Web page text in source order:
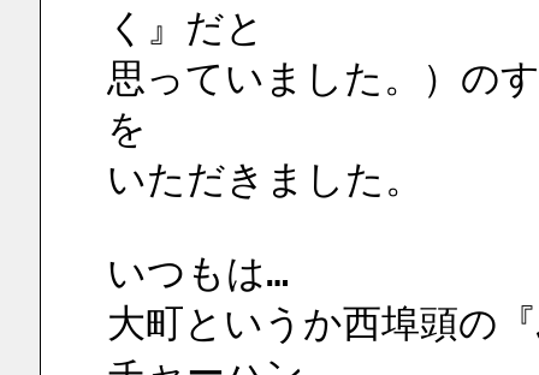
く』だと
思っていました。）の
を
いただきました。
いつもは…
大町というか西埠頭の